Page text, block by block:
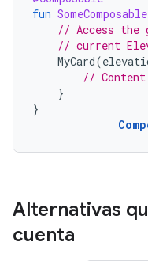
fun SomeComposable
// Access the
// current
MyCard(
// Content
}
}
Alternativas
cuenta